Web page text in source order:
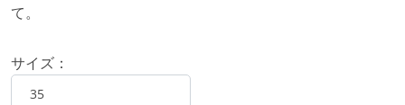
て。
サイズ：